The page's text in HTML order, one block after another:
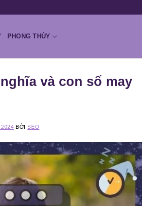
PHONG THỦY
và con số may
BỞISEO